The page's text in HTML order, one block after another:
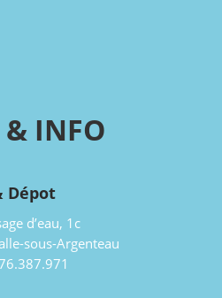
& INFO
Dépot
d’eau, 1c
sous-Argenteau